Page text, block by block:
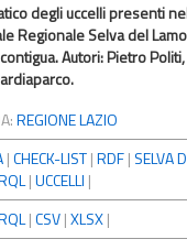
degli uccelli presenti
Regionale Selva del
Autori: Pietro
REGIONE LAZIO
|CHECK-LIST|RDF| SELVA
|UCCELLI |
|CSV|XLSX|